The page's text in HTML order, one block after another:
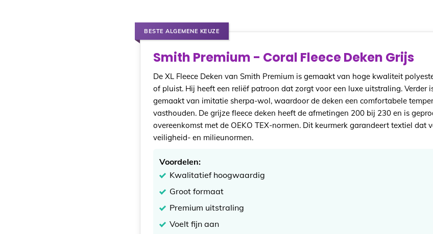
BESTE ALGEMENE KEUZE
Smith Premium - Coral Fleece Deken Grijs
De XL Fleece Deken van Smith Premium is gemaakt van hoge kwaliteit
of pluist. Hij heeft een reliëf patroon dat zorgt voor een luxe uitstraling. Verder
gemaakt van imitatie sherpa-wol, waardoor de deken een comfortabele
vasthouden. De grijze fleece deken heeft de afmetingen 200 bij 230 en is
overeenkomst met de OEKO TEX-normen. Dit keurmerk garandeert textiel dat
veiligheid- en milieunormen.
Voordelen:
Kwalitatief hoogwaardig
Groot formaat
Premium uitstraling
Voelt fijn aan